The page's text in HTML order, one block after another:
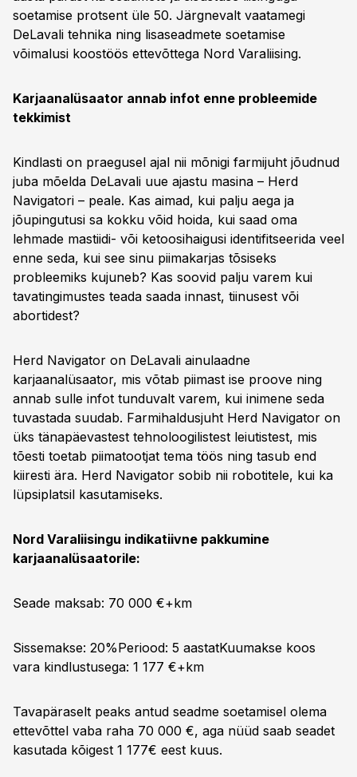
soetamise protsent üle 50. Järgnevalt vaatamegi
DeLavali tehnika ning lisaseadmete soetamise
võimalusi koostöös ettevõttega Nord Varaliising.
Karjaanalüsaator annab infot enne probleemide
tekkimist
Kindlasti on praegusel ajal nii mõnigi farmijuht jõudnud
juba mõelda DeLavali uue ajastu masina – Herd
Navigatori – peale. Kas aimad, kui palju aega ja
jõupingutusi sa kokku võid hoida, kui saad oma
lehmade mastiidi- või ketoosihaigusi identifitseerida veel
enne seda, kui see sinu piimakarjas tõsiseks
probleemiks kujuneb? Kas soovid palju varem kui
tavatingimustes teada saada innast, tiinusest või
abortidest?
Herd Navigator on DeLavali ainulaadne
karjaanalüsaator, mis võtab piimast ise proove ning
annab sulle infot tunduvalt varem, kui inimene seda
tuvastada suudab. Farmihaldusjuht Herd Navigator on
üks tänapäevastest tehnoloogilistest leiutistest, mis
tõesti toetab piimatootjat tema töös ning tasub end
kiiresti ära. Herd Navigator sobib nii robotitele, kui ka
lüpsiplatsil kasutamiseks.
Nord Varaliisingu indikatiivne pakkumine
karjaanalüsaatorile:
Seade maksab: 70 000 €+km
Sissemakse: 20%Periood: 5 aastatKuumakse koos
vara kindlustusega: 1 177 €+km
Tavapäraselt peaks antud seadme soetamisel olema
ettevõttel vaba raha 70 000 €, aga nüüd saab seadet
kasutada kõigest 1 177€ eest kuus.